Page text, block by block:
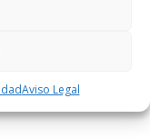
Aviso Legal